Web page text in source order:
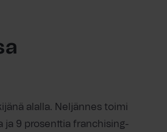
alalla. Neljännes toimi
ja 9 prosenttia franchising-